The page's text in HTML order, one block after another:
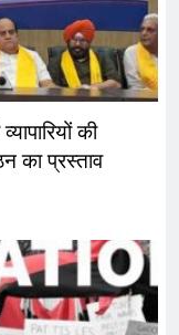
की
का प्रस्ताव